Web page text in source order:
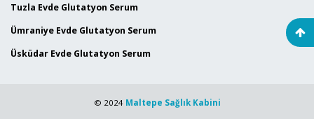
Tuzla Evde Glutatyon Serum
Ümraniye Evde Glutatyon Serum
Üsküdar Evde Glutatyon Serum
© 2024 Maltepe Sağlık Kabini